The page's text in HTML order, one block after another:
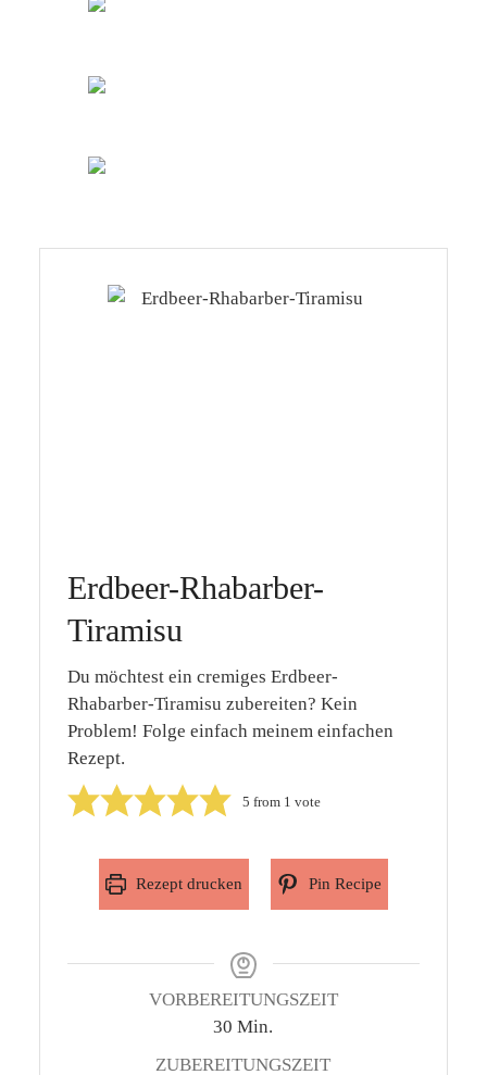
Erdbeer-Rhabarber-
Tiramisu
Du möchtest ein cremiges Erdbeer-
Rhabarber-Tiramisu zubereiten? Kein
Problem! Folge einfach meinem einfachen
Rezept.
5 from 1 vote
Rezept drucken Pin Recipe
VORBEREITUNGSZEIT
30 Minuten
Min.
ZUBEREITUNGSZEIT